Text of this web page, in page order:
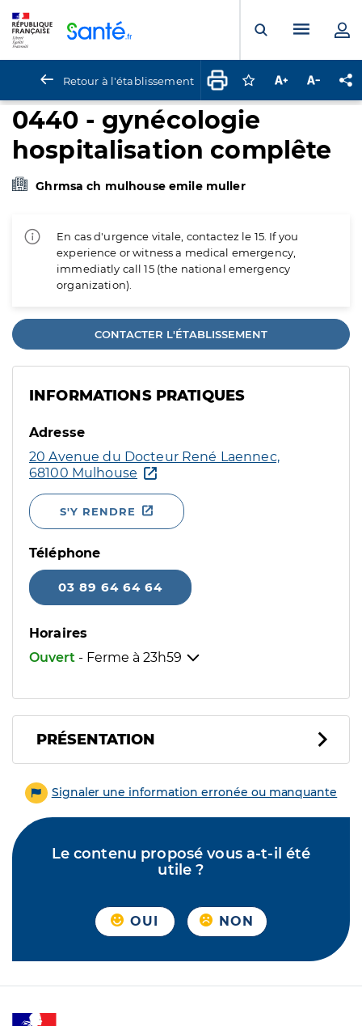
Ouvrir laMenu
Retour à l'établissement Connectez-vous
Augmenter la
0440 - gynécologie
hospitalisation complête
Ghrmsa ch mulhouse emile muller
En cas d'urgence vitale, contactez le 15. If you
experience or witness a medical emergency,
immediatly call 15 (the national emergency
organization).
CONTACTER L'ÉTABLISSEMENT
INFORMATIONS PRATIQUES
Adresse
20 Avenue du Docteur René Laennec,
68100 Mulhouse
S'Y RENDRE
Téléphone
03 89 64 64 64
Horaires
Ouvert - Ferme à 23h59
PRÉSENTATION
Signaler une information erronée ou manquante
Le contenu proposé vous a-t-il été
utile ?
OUI NON